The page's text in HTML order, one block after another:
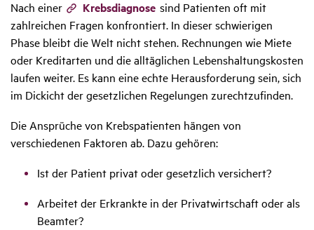
Nach einer Krebsdiagnose sind Patienten oft mit
zahlreichen Fragen konfrontiert. In dieser schwierigen
Phase bleibt die Welt nicht stehen. Rechnungen wie Miete
oder Kreditarten und die alltäglichen Lebenshaltungskosten
laufen weiter. Es kann eine echte Herausforderung sein, sich
im Dickicht der gesetzlichen Regelungen zurechtzufinden.
Die Ansprüche von Krebspatienten hängen von
verschiedenen Faktoren ab. Dazu gehören:
Ist der Patient privat oder gesetzlich versichert?
Arbeitet der Erkrankte in der Privatwirtschaft oder als
Beamter?